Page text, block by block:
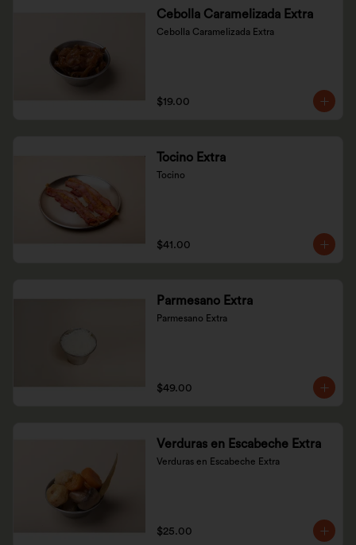
Cebolla Caramelizada Extra
Cebolla Caramelizada Extra
$19.00
Tocino Extra
Tocino
$41.00
Parmesano Extra
Parmesano Extra
$49.00
Verduras en Escabeche Extra
Verduras en Escabeche Extra
$25.00